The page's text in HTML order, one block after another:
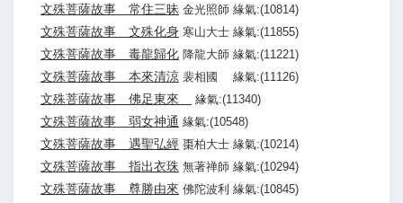
文殊菩薩故事 常住三昧 金光照師 緣氣:(10814)
文殊菩薩故事 文殊化身 寒山大士 緣氣:(11855)
文殊菩薩故事 毒龍歸化 降龍大師 緣氣:(11221)
文殊菩薩故事 本來清涼 裴相國 緣氣:(11126)
文殊菩薩故事 佛足東來 緣氣:(11340)
文殊菩薩故事 弱女神通 緣氣:(10548)
文殊菩薩故事 遇聖弘經 棗柏大士 緣氣:(10214)
文殊菩薩故事 指出衣珠 無著禅師 緣氣:(10294)
文殊菩薩故事 尊勝由來 佛陀波利 緣氣:(10845)